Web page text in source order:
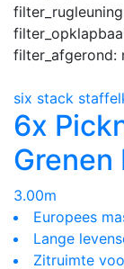
filter_afgerond:
six stack
6x
Grenen
3.00m
Europees
Lange
Zitruimte